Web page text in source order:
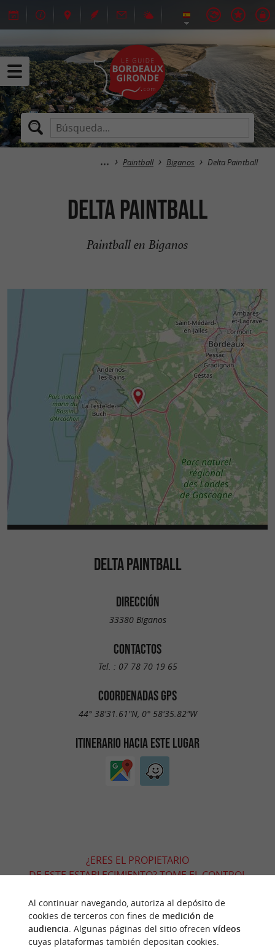
Paintball Biganos Delta Paintball
Delta Paintball
Paintball en Biganos
DELTA PAINTBALL
DIRECCIÓN
33380 Biganos
CONTACTOS
Tel. : 07 78 70 19 65
COORDENADAS GPS
44° 38'31.61"N, 0° 58'35.82"W
ITINERARIO HACIA ESTE LUGAR
¿ERES EL PROPIETARIO
DE ESTE ESTABLECIMIENTO? TOME EL CONTROL
SEGÚN SUS DESEOS...
Al continuar navegando, autoriza al depósito de
cookies de terceros con fines de medición de
audiencia . Algunas páginas del sitio ofrecen vídeos
cuyas plataformas también depositan cookies.